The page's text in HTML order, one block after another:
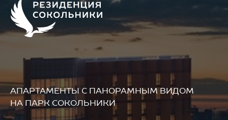
АПАРТАМЕНТЫ С ПАНОРАМНЫМ ВИДОМ
НА ПАРК СОКОЛЬНИКИ